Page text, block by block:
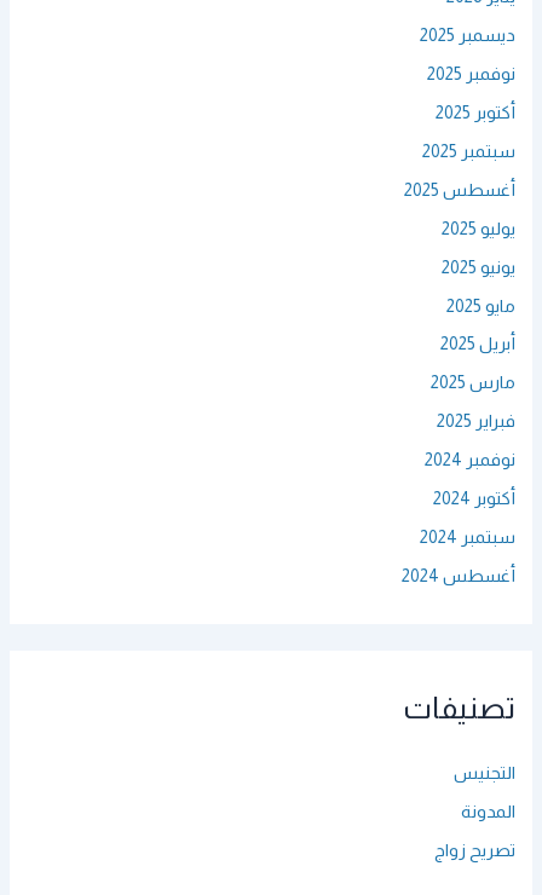
ديسمبر 2025
نوفمبر 2025
أكتوبر 2025
سبتمبر 2025
أغسطس 2025
يوليو 2025
يونيو 2025
مايو 2025
أبريل 2025
مارس 2025
فبراير 2025
نوفمبر 2024
أكتوبر 2024
سبتمبر 2024
أغسطس 2024
تصنيفات
التجنيس
المدونة
تصريح زواج